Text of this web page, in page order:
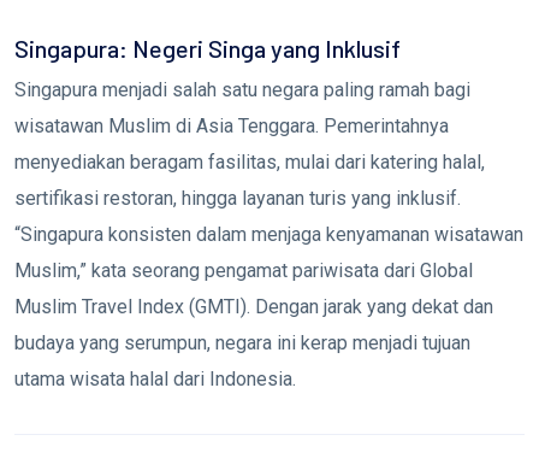
Singapura: Negeri Singa yang Inklusif
Singapura menjadi salah satu negara paling ramah bagi
wisatawan Muslim di Asia Tenggara. Pemerintahnya
menyediakan beragam fasilitas, mulai dari katering halal,
sertifikasi restoran, hingga layanan turis yang inklusif.
“Singapura konsisten dalam menjaga kenyamanan wisatawan
Muslim,” kata seorang pengamat pariwisata dari Global
Muslim Travel Index (GMTI). Dengan jarak yang dekat dan
budaya yang serumpun, negara ini kerap menjadi tujuan
utama wisata halal dari Indonesia.